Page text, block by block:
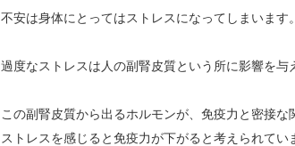
不安は身体にとってはストレスになってしまいます。
過度なストレスは人の副腎皮質という所に影響を与
この副腎皮質から出るホルモンが、免疫力と密接な
ストレスを感じると免疫力が下がると考えられてい